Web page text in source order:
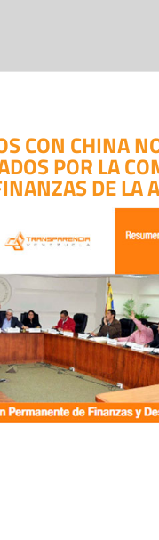
CON CHINA
POR LA
DE LA